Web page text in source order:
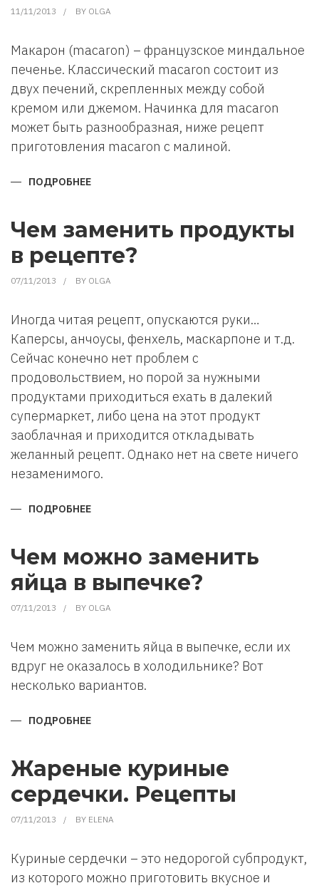
11/11/2013 BY OLGA
Макарон (macaron) – французское миндальное
печенье. Классический macaron состоит из
двух печений, скрепленных между собой
кремом или джемом. Начинка для macaron
может быть разнообразная, ниже рецепт
приготовления macaron с малиной.
ПОДРОБНЕЕ
МАКАРОН
(MACARON)
Чем заменить продукты
в рецепте?
07/11/2013 BY OLGA
Иногда читая рецепт, опускаются руки…
Каперсы, анчоусы, фенхель, маскарпоне и т.д.
Сейчас конечно нет проблем с
продовольствием, но порой за нужными
продуктами приходиться ехать в далекий
супермаркет, либо цена на этот продукт
заоблачная и приходится откладывать
желанный рецепт. Однако нет на свете ничего
незаменимого.
ПОДРОБНЕЕ
РЕЦЕПТЕ?
Чем можно заменить
яйца в выпечке?
07/11/2013 BY OLGA
Чем можно заменить яйца в выпечке, если их
вдруг не оказалось в холодильнике? Вот
несколько вариантов.
ПОДРОБНЕЕ
В
ВЫПЕЧКЕ?
Жареные куриные
сердечки. Рецепты
07/11/2013 BY ELENA
Куриные сердечки – это недорогой субпродукт,
из которого можно приготовить вкусное и